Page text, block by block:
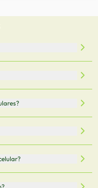
e conectividade
modelo.
para comparar